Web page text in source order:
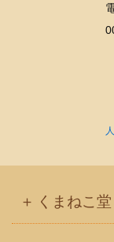
くまねこ堂